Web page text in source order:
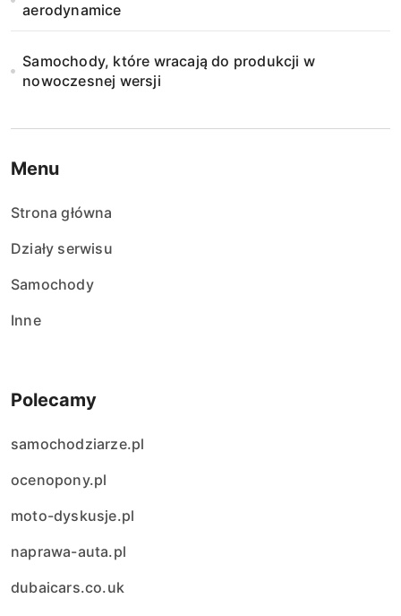
aerodynamice
Samochody, które wracają do produkcji w
nowoczesnej wersji
Menu
Strona główna
Działy serwisu
Samochody
Inne
Polecamy
samochodziarze.pl
ocenopony.pl
moto-dyskusje.pl
naprawa-auta.pl
dubaicars.co.uk